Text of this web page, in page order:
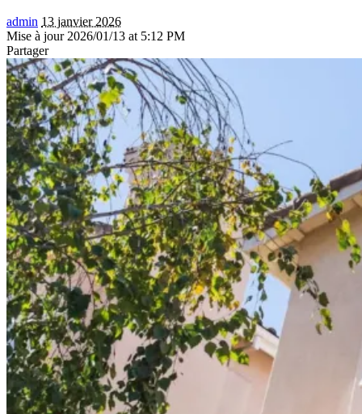
admin 13 janvier 2026
Mise à jour 2026/01/13 at 5:12 PM
Partager